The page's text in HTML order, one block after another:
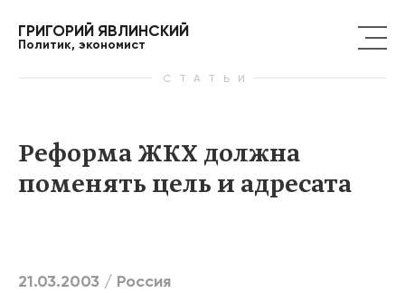
ГРИГОРИЙ ЯВЛИНСКИЙ
Политик, экономист
СТАТЬИ
Реформа ЖКХ должна
поменять цель и адресата
21.03.2003 / Россия